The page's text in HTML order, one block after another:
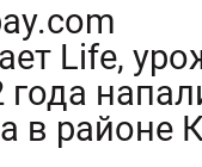
Life,
года
в районе